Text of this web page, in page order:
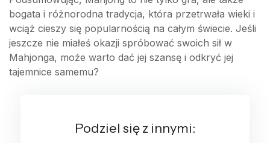
bogata i różnorodna tradycja, która przetrwała wieki i
wciąż cieszy się popularnością na całym świecie. Jeśli
jeszcze nie miałeś okazji spróbować swoich sił w
Mahjonga, może warto dać jej szansę i odkryć jej
tajemnice samemu?
Podziel się z innymi: